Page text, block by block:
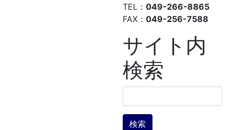
TEL： 049-266-8865
FAX： 049-256-7588
サイト内
検索
索: